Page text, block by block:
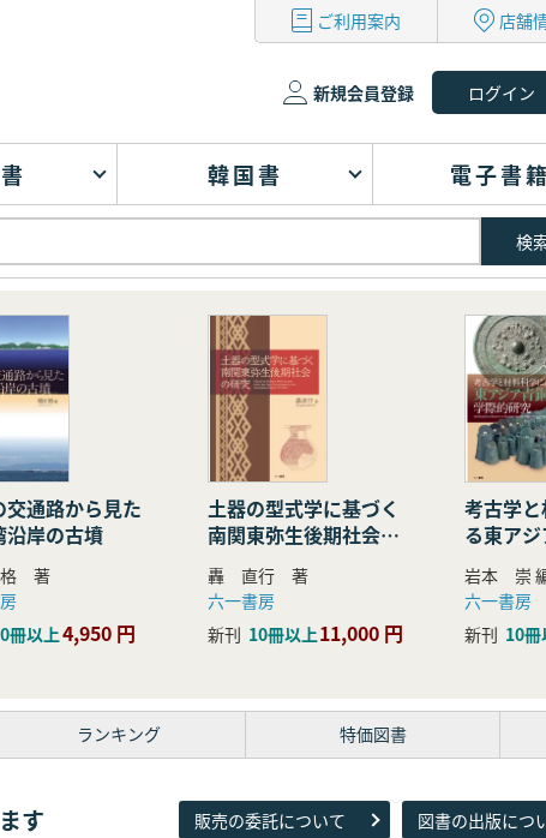
ご利用案内 店舗
新規会員登録
韓国書 電子書籍
交通路から見た
沿岸の古墳
著
冊以上4,950 円
土器の型式学に基づく
南関東弥生後期社会の
研究
轟 直行 著
六一書房
新刊 10冊以上11,000 円
考古学
る東ア
際的研究
岩本 崇
六一書房
新刊 10冊
ランキング 特価図書
す 販売の委託について 図書の出版につ